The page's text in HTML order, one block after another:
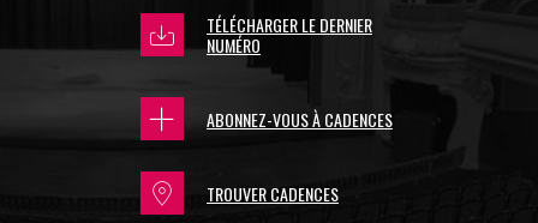
TÉLÉCHARGER LE DERNIER
NUMÉRO
ABONNEZ-VOUS À CADENCES
TROUVER CADENCES